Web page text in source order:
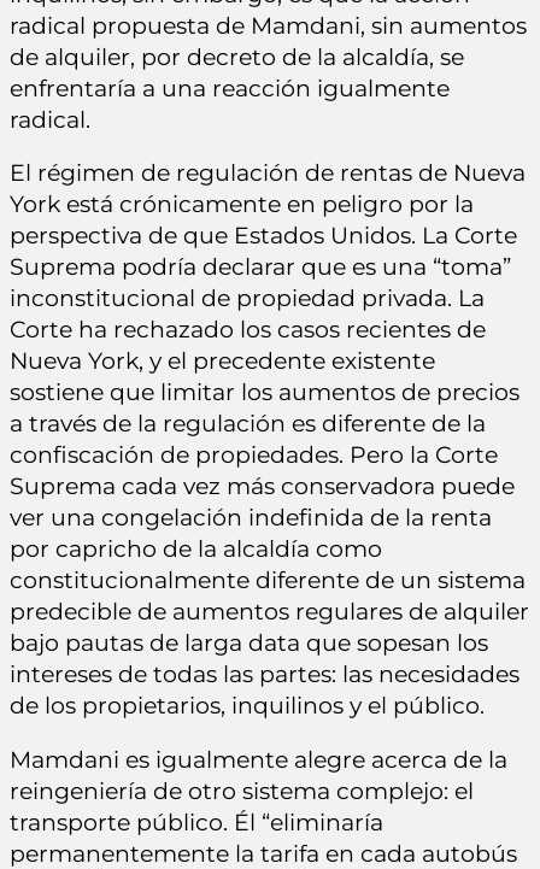
radical propuesta de Mamdani, sin aumentos
de alquiler, por decreto de la alcaldía, se
enfrentaría a una reacción igualmente
radical.
El régimen de regulación de rentas de Nueva
York está crónicamente en peligro por la
perspectiva de que Estados Unidos. La Corte
Suprema podría declarar que es una “toma”
inconstitucional de propiedad privada. La
Corte ha rechazado los casos recientes de
Nueva York, y el precedente existente
sostiene que limitar los aumentos de precios
a través de la regulación es diferente de la
confiscación de propiedades. Pero la Corte
Suprema cada vez más conservadora puede
ver una congelación indefinida de la renta
por capricho de la alcaldía como
constitucionalmente diferente de un sistema
predecible de aumentos regulares de alquiler
bajo pautas de larga data que sopesan los
intereses de todas las partes: las necesidades
de los propietarios, inquilinos y el público.
Mamdani es igualmente alegre acerca de la
reingeniería de otro sistema complejo: el
transporte público. Él “eliminaría
permanentemente la tarifa en cada autobús